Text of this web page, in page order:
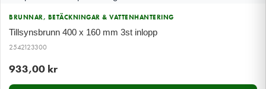
BRUNNAR, BETÄCKNINGAR & VATTENHANTERING
Tillsynsbrunn 400 x 160 mm 3st inlopp
2542123300
933,00 kr